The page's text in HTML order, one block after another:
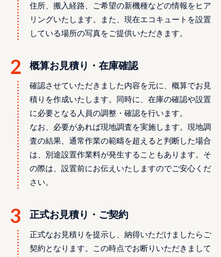
住所、搬入経路、ご希望の新機種などの情報をヒア
リングいたします。また、現在エコキュートを設置
している場所の写真をご提供いただきます。
概算お見積り・在庫確認
確認させていただきました内容を元に、概算でお見
積りを作成いたします。同時に、在庫の確認や設置
に必要となる人員の調整・確認を行います。
なお、必要があれば現地調査を実施します。現地調
査の結果、通常作業の範疇を超えると判断した場合
は、別途設置作業料が発生することもあります。そ
の際は、設置前にお伝えいたしますのでご安心くだ
さい。
正式お見積り・ご契約
正式なお見積りを提示し、納得いただけましたらご
契約となります。この時点でお断りいただきまして